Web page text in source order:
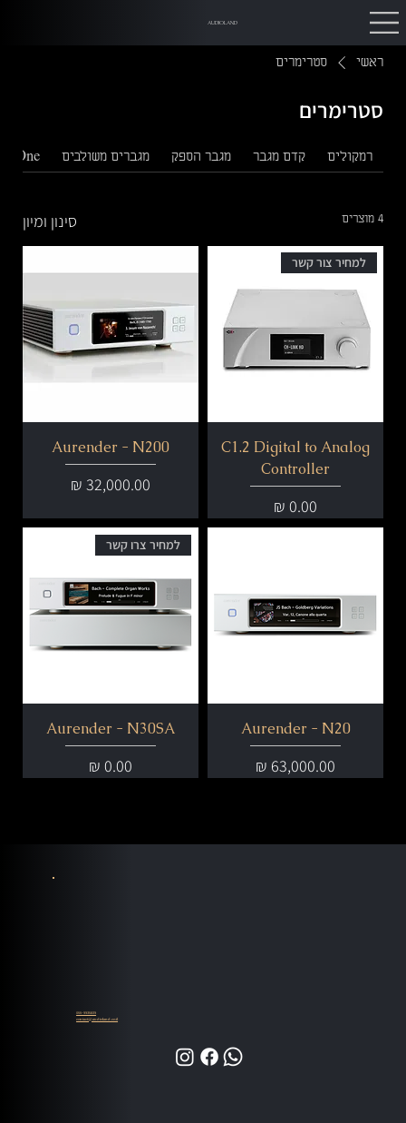
AUDIOLAND
ראשי סטרימרים
סטרימרים
רמקולים קדם מגבר מגבר הספק מגברים משולבים One
4 מוצרים סינון ומיון
למחיר צור קשר
C1.2 Digital to Analog
Controller
מחיר
Aurender - N200
מחיר
Aurender - N20
מחיר
למחיר צרו קשר
Aurender - N30SA
מחיר
055-9935839
contact@audioland.co.il